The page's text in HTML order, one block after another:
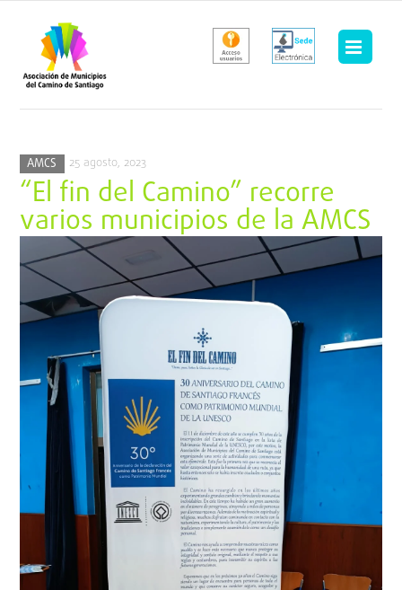
contenido
AMCS 25 agosto, 2023
“El fin del Camino” recorre
varios municipios de la AMCS